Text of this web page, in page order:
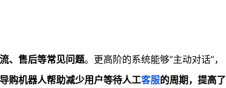
、售后等常见问题。更高阶的系统能够“主动对话”，
导购机器人帮助减少用户等待人工客服的周期，提高了